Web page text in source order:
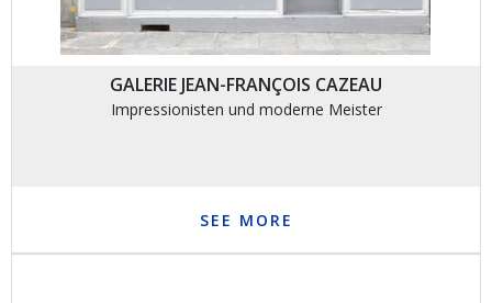
GALERIE JEAN-FRANÇOIS CAZEAU
Impressionisten und moderne Meister
SEE MORE